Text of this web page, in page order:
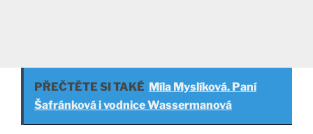
PŘEČTĚTE SI TAKÉ Míla Myslíková. Paní
Šafránková i vodnice Wassermanová